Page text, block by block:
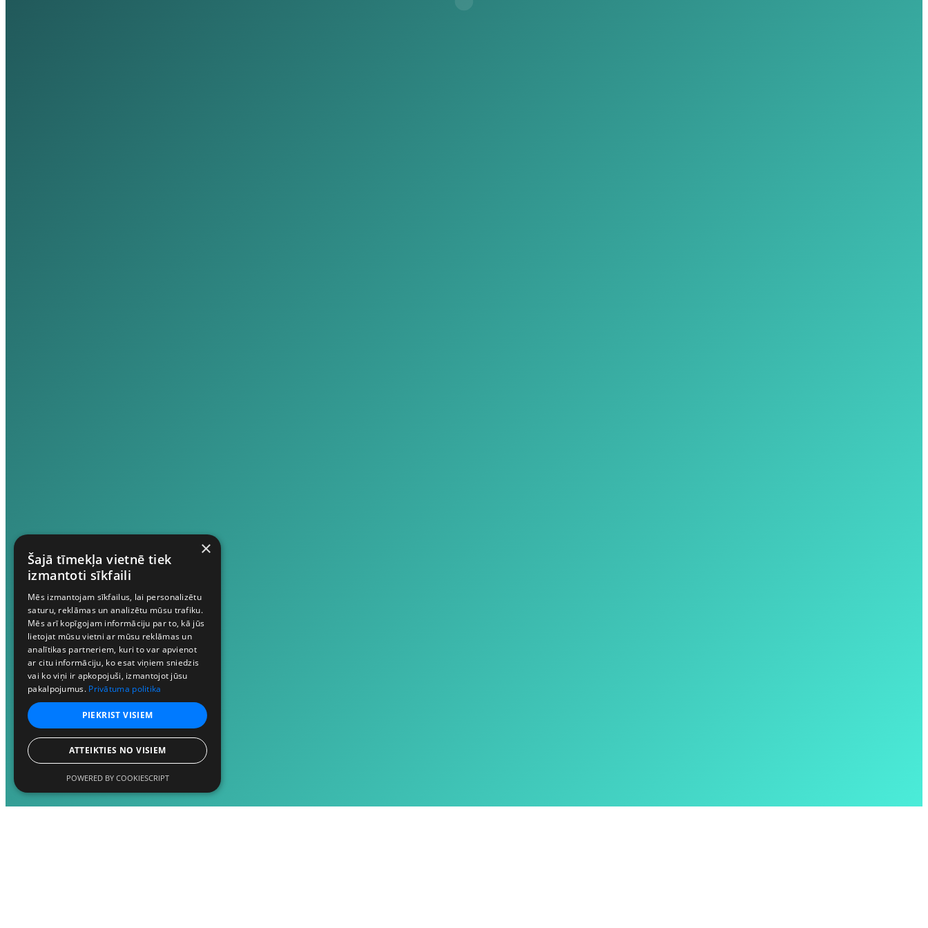
×
Šajā tīmekļa vietnē tiek
izmantoti sīkfaili
Mēs izmantojam sīkfailus, lai personalizētu
saturu, reklāmas un analizētu mūsu trafiku.
Mēs arī kopīgojam informāciju par to, kā jūs
lietojat mūsu vietni ar mūsu reklāmas un
analītikas partneriem, kuri to var apvienot
ar citu informāciju, ko esat viņiem sniedzis
vai ko viņi ir apkopojuši, izmantojot jūsu
pakalpojumus. Privātuma politika
PIEKRIST VISIEM
ATTEIKTIES NO VISIEM
POWERED BY COOKIESCRIPT